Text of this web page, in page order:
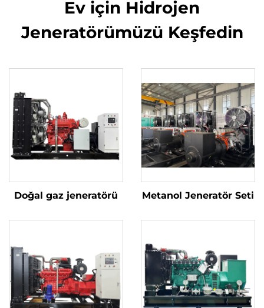
Ev için Hidrojen
Jeneratörümüzü Keşfedin
Doğal gaz jeneratörü Metanol Jeneratör Seti